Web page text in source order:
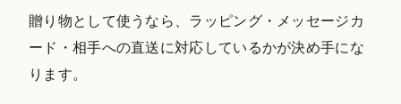
贈り物として使うなら、ラッピング・メッセージカ
ード・相手への直送に対応しているかが決め手にな
ります。